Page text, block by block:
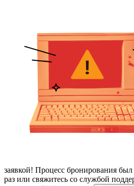
заявкой! Процесс бронирования
раз или свяжитесь со службой